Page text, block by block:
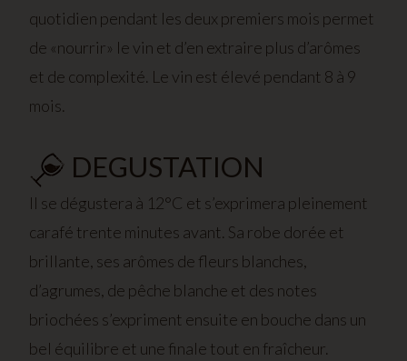
quotidien pendant les deux premiers mois permet
de «nourrir» le vin et d’en extraire plus d’arômes
et de complexité. Le vin est élevé pendant 8 à 9
mois.
DEGUSTATION
Il se dégustera à 12°C et s’exprimera pleinement
carafé trente minutes avant. Sa robe dorée et
brillante, ses arômes de fleurs blanches,
d’agrumes, de pêche blanche et des notes
briochées s’expriment ensuite en bouche dans un
bel équilibre et une finale tout en fraîcheur.